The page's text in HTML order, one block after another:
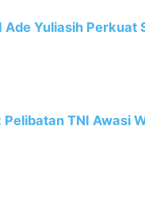
Ade Yuliasih Perkuat
Pelibatan TNI Awasi